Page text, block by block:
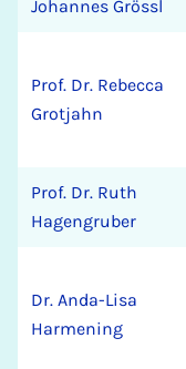
Johannes Grössl
Prof. Dr. Rebecca
Grotjahn
Prof. Dr. Ruth
Hagengruber
Dr. Anda-Lisa
Harmening